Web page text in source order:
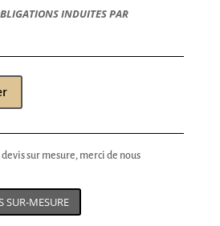
INDUITES PAR
sur mesure, merci de nous
SUR-MESURE